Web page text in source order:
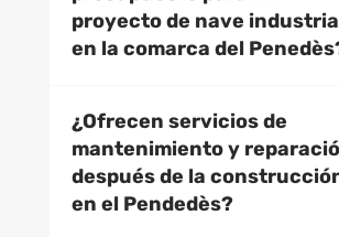
proyecto de nave
en la comarca del
¿Ofrecen servicios de
mantenimiento y
después de la
en el Pendedès?